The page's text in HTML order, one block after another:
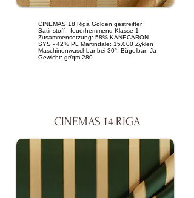
CINEMAS 18 Riga Golden gestreifter
Satinstoff - feuerhemmend Klasse 1
Zusammensetzung: 58% KANECARON
SYS - 42% PL Martindale: 15.000 Zyklen
Maschinenwaschbar bei 30°. Bügelbar: Ja
Gewicht: gr/qm 280
CINEMAS 14 RIGA